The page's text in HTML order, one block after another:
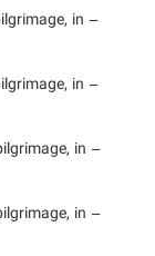
in
in
in
in